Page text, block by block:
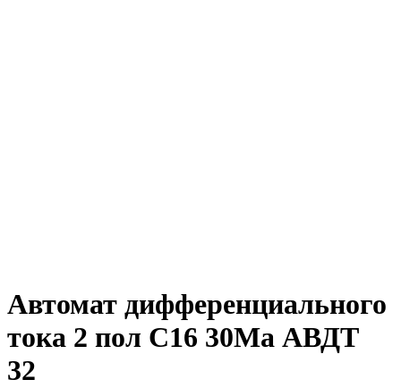
Автомат дифференциального
тока 2 пол С16 30Ма АВДТ
32